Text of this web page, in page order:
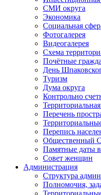
СМИ округа
Экономика
Социальная
Фотогалерея
Видеогалерея
Схема
Почётные
День
Туризм
Дума округа
Контрольно
Перечень
Перепись
Общественный
Памятные даты
Совет женщин
Администрация
Структура
Полномочия,